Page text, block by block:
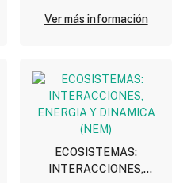
Ver más información
ECOSISTEMAS:
INTERACCIONES,